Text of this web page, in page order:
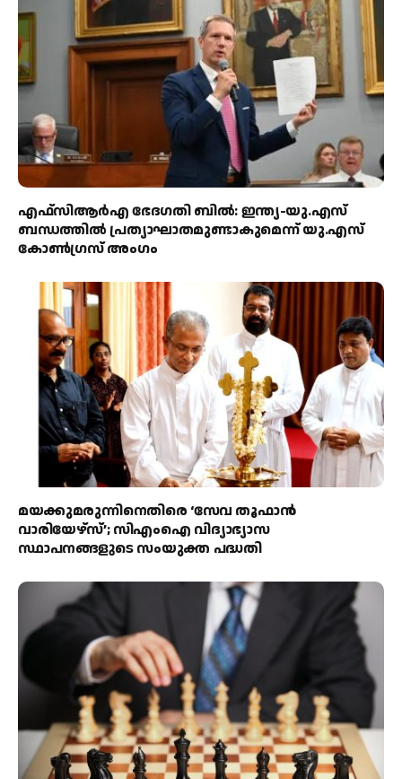
എഫ്‌സിആർഎ ഭേദഗതി ബിൽ: ഇന്ത്യ-യു.എസ്
ബന്ധത്തിൽ പ്രത്യാഘാതമുണ്ടാകുമെന്ന് യു.എസ്
കോൺഗ്രസ് അംഗം
മയക്കുമരുന്നിനെതിരെ ‘സേവ തൂഫാൻ
വാരിയേഴ്‌സ്’; സിഎംഐ വിദ്യാഭ്യാസ
സ്ഥാപനങ്ങളുടെ സംയുക്ത പദ്ധതി